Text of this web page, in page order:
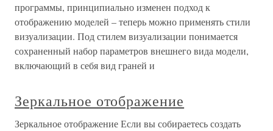
программы, принципиально изменен подход к
отображению моделей – теперь можно применять стили
визуализации. Под стилем визуализации понимается
сохраненный набор параметров внешнего вида модели,
включающий в себя вид граней и
Зеркальное отображение
Зеркальное отображение Если вы собираетесь создать